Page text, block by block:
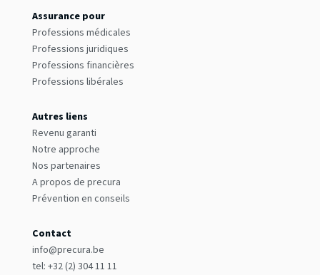
Assurance pour
Professions médicales
Professions juridiques
Professions financières
Professions libérales
Autres liens
Revenu garanti
Notre approche
Nos partenaires
A propos de precura
Prévention en conseils
Contact
info@precura.be
tel: +32 (2) 304 11 11